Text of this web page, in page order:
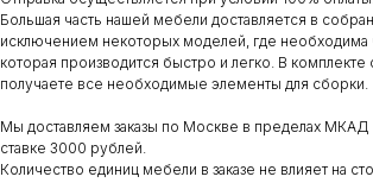
Большая часть нашей мебели доставляется в
исключением некоторых моделей, где необходима
которая производится быстро и легко. В
получаете все необходимые элементы для сборки.
Мы доставляем заказы по Москве в пределах МКАД
ставке 3000 рублей.
Количество единиц мебели в заказе не влияет на